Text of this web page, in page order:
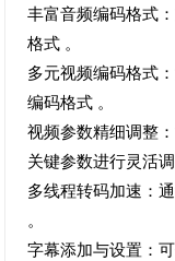
丰富音频编码格式
格式 。
多元视频编码格式
编码格式 。
视频参数精细调整
关键参数进行灵活调
多线程转码加速：
。
字幕添加与设置：